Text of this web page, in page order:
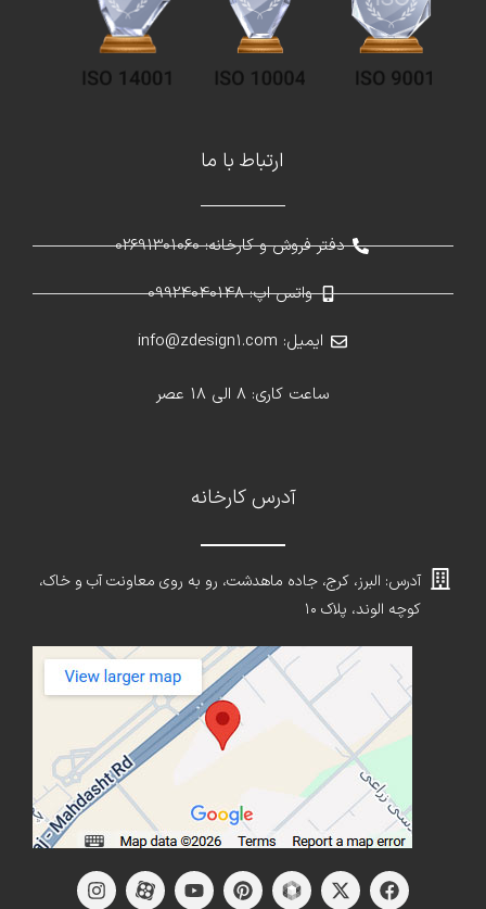
ارتباط با ما
دفتر فروش و کارخانه: 02691301060
واتس اپ: 09924040148
ایمیل: info@zdesign1.com
ساعت کاری: 8 الی 18 عصر
آدرس کارخانه
آدرس: البرز، کرج، جاده ماهدشت، رو به روی معاونت آب و خاک،
کوچه الوند، پلاک ۱۰